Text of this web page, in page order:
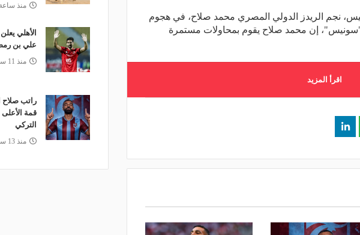
نجم الريدز الدولي المصري محمد صلاح، في هجوم
إن محمد صلاح يقوم بمحاولات مستمرة
اقرأ المزيد
منذ ساعة
الأهلي
علي بن
منذ 11 ساعة
راتب
قمة
التركي
منذ 13 ساعة